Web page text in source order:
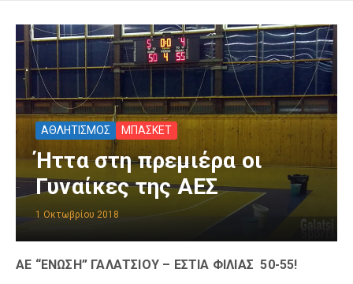
ΑΘΛΗΤΙΣΜΟΣ ΜΠΑΣΚΕΤ
Ήττα στη πρεμιέρα οι
Γυναίκες της ΑΕΣ
1 Οκτωβρίου 2018
ΑΕ “ΕΝΩΣΗ” ΓΑΛΑΤΣΙΟΥ – ΕΣΤΙΑ ΦΙΛΙΑΣ 50-55!